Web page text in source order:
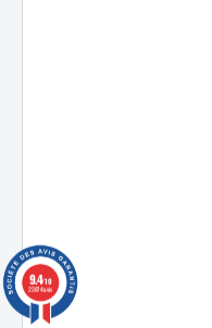
9.4/10
23874 avis